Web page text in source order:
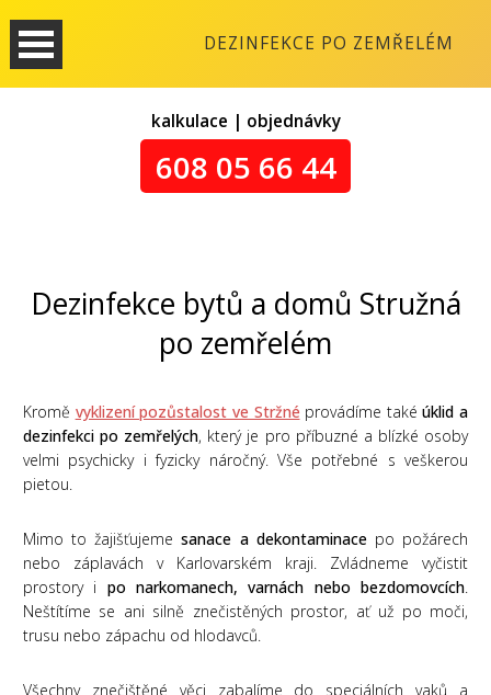
DEZINFEKCE PO ZEMŘELÉM
kalkulace | objednávky
608 05 66 44
Dezinfekce bytů a domů Stružná
po zemřelém
Kromě vyklizení pozůstalost ve Stržné provádíme takéúklid a
dezinfekci po zemřelých, který je pro příbuzné a blízké osoby
velmi psychicky i fyzicky náročný. Vše potřebné s veškerou
pietou.
Mimo to žajišťujemesanace a dekontaminacepo požárech
nebo záplavách v Karlovarském kraji. Zvládneme vyčistit
prostory i po narkomanech, varnách nebo bezdomovcích.
Neštítíme se ani silně znečistěných prostor, ať už po moči,
trusu nebo zápachu od hlodavců.
Všechny znečištěné věci zabalíme do speciálních vaků a